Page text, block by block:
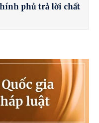
phủ trả lời chất